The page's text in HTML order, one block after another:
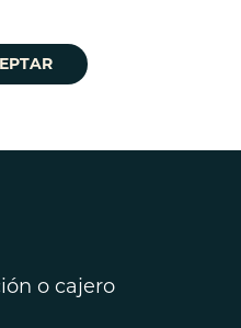
o cajero